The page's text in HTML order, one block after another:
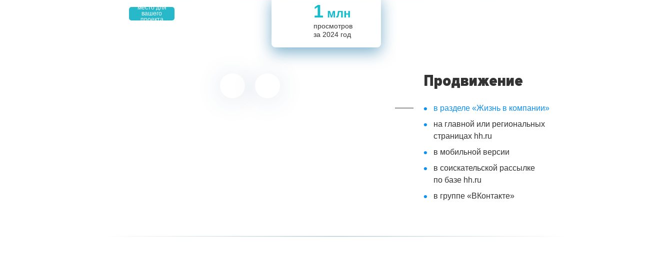
694
место для
вашего
проекта
1 млн
просмотров
за 2024 год
5,5
14
694
1
Продвижение
в разделе «Жизнь в компании»
на главной или региональных
страницах hh.ru
в мобильной версии
в соискательской рассылке
по базе hh.ru
в группе «ВКонтакте»